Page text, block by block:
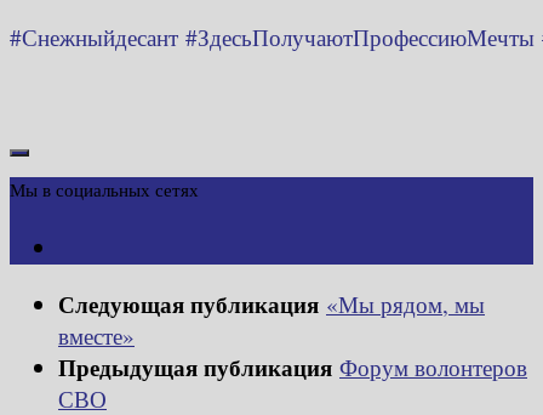
#Снежныйдесант #ЗдесьПолучаютПрофессиюМечты
Мы в социальных сетях
Следующая публикация «Мы рядом, мы
вместе»
Предыдущая публикация Форум волонтеров
СВО